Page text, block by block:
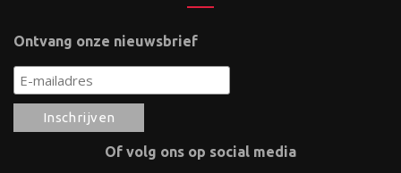
Ontvang onze nieuwsbrief
Of volg ons op social media